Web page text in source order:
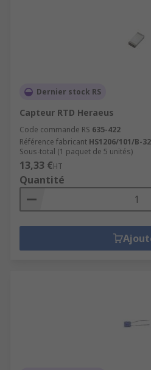
Dernier stock RS
Capteur RTD Heraeus
Code commande RS 635-422
Référence fabricant HS1206/101/B-
Sous-total (1 paquet de 5 unités)
13,33 €HT
Quantité